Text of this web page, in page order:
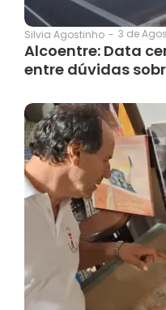
Silvia Agostinho - 3 de
Alcoentre: Data
entre dúvidas